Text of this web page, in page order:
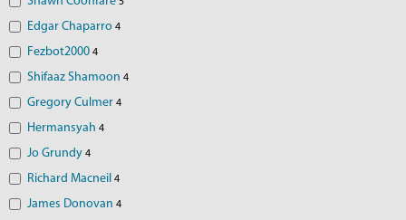
Edgar Chaparro 4
Fezbot2000 4
Shifaaz Shamoon 4
Gregory Culmer 4
Hermansyah 4
Jo Grundy 4
Richard Macneil 4
James Donovan 4